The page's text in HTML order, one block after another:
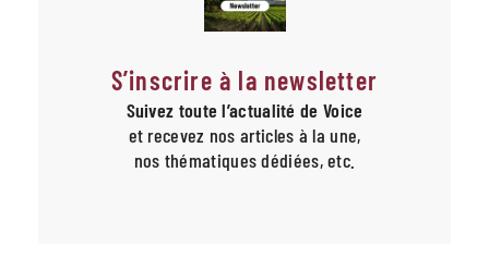
S’inscrire à la newsletter
Suivez toute l’actualité de Voice
et recevez nos articles à la une,
nos thématiques dédiées, etc.